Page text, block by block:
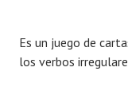
Es un juego de
los verbos